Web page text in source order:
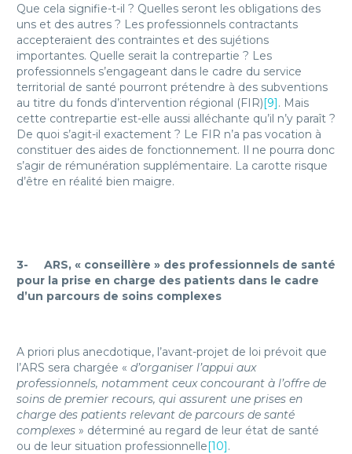
Que cela signifie-t-il ? Quelles seront les obligations des
uns et des autres ? Les professionnels contractants
accepteraient des contraintes et des sujétions
importantes. Quelle serait la contrepartie ? Les
professionnels s’engageant dans le cadre du service
territorial de santé pourront prétendre à des subventions
au titre du fonds d’intervention régional (FIR)[9]. Mais
cette contrepartie est-elle aussi alléchante qu’il n’y paraît ?
De quoi s’agit-il exactement ? Le FIR n’a pas vocation à
constituer des aides de fonctionnement. Il ne pourra donc
s’agir de rémunération supplémentaire. La carotte risque
d’être en réalité bien maigre.
3- ARS, « conseillère » des professionnels de santé
pour la prise en charge des patients dans le cadre
d’un parcours de soins complexes
A priori plus anecdotique, l’avant-projet de loi prévoit que
l’ARS sera chargée « d’organiser l’appui aux
professionnels, notamment ceux concourant à l’offre de
soins de premier recours, qui assurent une prises en
charge des patients relevant de parcours de santé
complexes » déterminé au regard de leur état de santé
ou de leur situation professionnelle[10].